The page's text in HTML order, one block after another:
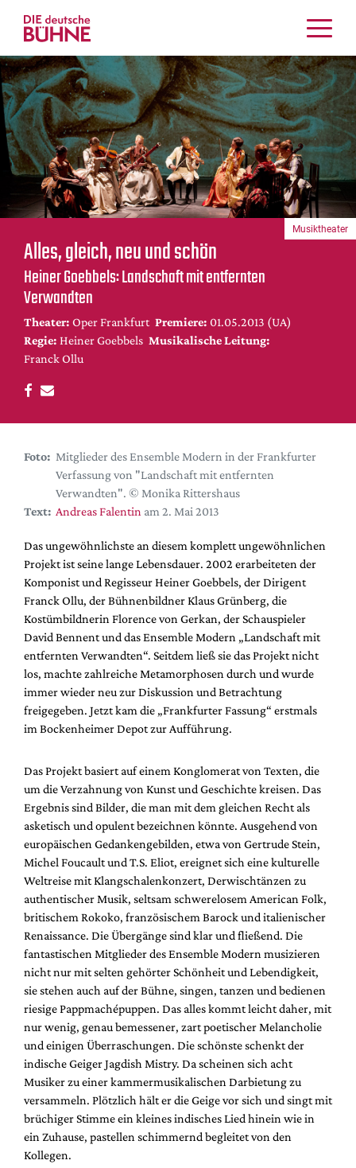
Kritiken
Schauspiel
Musiktheater
Tanz
Crossover
Bühnenwelt
Festivals & Veranstaltungen
Menschen & Theater
Themen
Internationales
Nachrufe
Medientipps
DdB-map
Kalender
Premierensuche
Hefte
Alle Hefte
Podcast
Service
Shop / Abo
Newsletter
Redaktion
Autor:innen
Partner
Mediadaten
Alles, gleich, neu und schön
Heiner Goebbels: Landschaft mit entfernten
Verwandten
Theater: Oper Frankfurt Premiere: 01.05.2013 (UA)
Regie: Heiner Goebbels Musikalische Leitung:
Franck Ollu
Musiktheater
Foto: Mitglieder des Ensemble Modern in der Frankfurter
Verfassung von "Landschaft mit entfernten
Verwandten". © Monika Rittershaus
Text: Andreas Falentin am 2. Mai 2013
Das ungewöhnlichste an diesem komplett ungewöhnlichen
Projekt ist seine lange Lebensdauer. 2002 erarbeiteten der
Komponist und Regisseur Heiner Goebbels, der Dirigent
Franck Ollu, der Bühnenbildner Klaus Grünberg, die
Kostümbildnerin Florence von Gerkan, der Schauspieler
David Bennent und das Ensemble Modern „Landschaft mit
entfernten Verwandten“. Seitdem ließ sie das Projekt nicht
los, machte zahlreiche Metamorphosen durch und wurde
immer wieder neu zur Diskussion und Betrachtung
freigegeben. Jetzt kam die „Frankfurter Fassung“ erstmals
im Bockenheimer Depot zur Aufführung.
Das Projekt basiert auf einem Konglomerat von Texten, die
um die Verzahnung von Kunst und Geschichte kreisen. Das
Ergebnis sind Bilder, die man mit dem gleichen Recht als
asketisch und opulent bezeichnen könnte. Ausgehend von
europäischen Gedankengebilden, etwa von Gertrude Stein,
Michel Foucault und T.S. Eliot, ereignet sich eine kulturelle
Weltreise mit Klangschalenkonzert, Derwischtänzen zu
authentischer Musik, seltsam schwerelosem American Folk,
britischem Rokoko, französischem Barock und italienischer
Renaissance. Die Übergänge sind klar und fließend. Die
fantastischen Mitglieder des Ensemble Modern musizieren
nicht nur mit selten gehörter Schönheit und Lebendigkeit,
sie stehen auch auf der Bühne, singen, tanzen und bedienen
riesige Pappmachépuppen. Das alles kommt leicht daher, mit
nur wenig, genau bemessener, zart poetischer Melancholie
und einigen Überraschungen. Die schönste schenkt der
indische Geiger Jagdish Mistry. Da scheinen sich acht
Musiker zu einer kammermusikalischen Darbietung zu
versammeln. Plötzlich hält er die Geige vor sich und singt mit
brüchiger Stimme ein kleines indisches Lied hinein wie in
ein Zuhause, pastellen schimmernd begleitet von den
Kollegen.